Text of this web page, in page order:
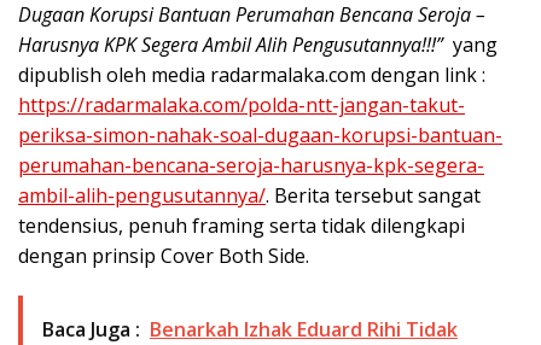
Dugaan Korupsi Bantuan Perumahan Bencana Seroja –
Harusnya KPK Segera Ambil Alih Pengusutannya!!!” yang
dipublish oleh media radarmalaka.com dengan link :
https://radarmalaka.com/polda-ntt-jangan-takut-
periksa-simon-nahak-soal-dugaan-korupsi-bantuan-
perumahan-bencana-seroja-harusnya-kpk-segera-
ambil-alih-pengusutannya/. Berita tersebut sangat
tendensius, penuh framing serta tidak dilengkapi
dengan prinsip Cover Both Side.
Baca Juga : Benarkah Izhak Eduard Rihi Tidak